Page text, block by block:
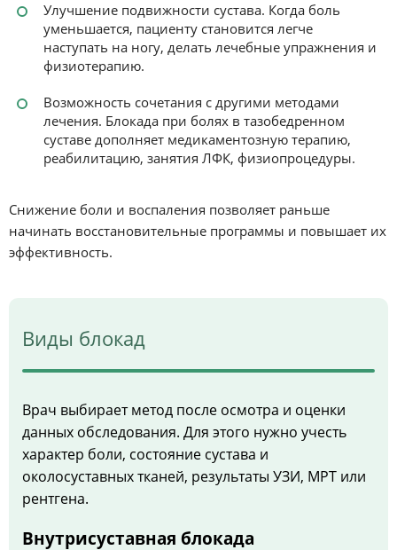
Улучшение подвижности сустава. Когда боль
уменьшается, пациенту становится легче
наступать на ногу, делать лечебные упражнения и
физиотерапию.
Возможность сочетания с другими методами
лечения. Блокада при болях в тазобедренном
суставе дополняет медикаментозную терапию,
реабилитацию, занятия ЛФК, физиопроцедуры.
Снижение боли и воспаления позволяет раньше
начинать восстановительные программы и повышает их
эффективность.
Виды блокад
Врач выбирает метод после осмотра и оценки
данных обследования. Для этого нужно учесть
характер боли, состояние сустава и
околосуставных тканей, результаты УЗИ, МРТ или
рентгена.
Внутрисуставная блокада